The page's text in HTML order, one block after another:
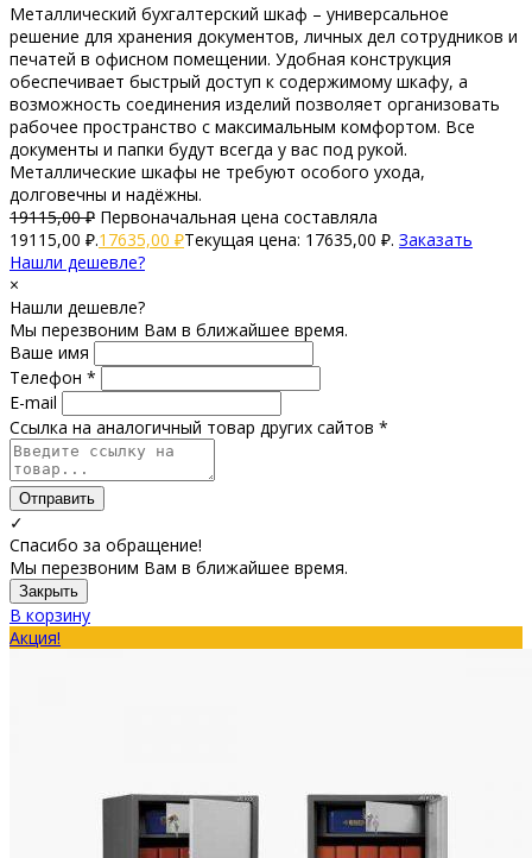
Металлический бухгалтерский шкаф – универсальное
решение для хранения документов, личных дел сотрудников и
печатей в офисном помещении. Удобная конструкция
обеспечивает быстрый доступ к содержимому шкафу, а
возможность соединения изделий позволяет организовать
рабочее пространство с максимальным комфортом. Все
документы и папки будут всегда у вас под рукой.
Металлические шкафы не требуют особого ухода,
долговечны и надёжны.
19115,00₽ Первоначальная цена составляла
19115,00 ₽.17635,00 ₽Текущая цена: 17635,00 ₽. Заказать
Нашли дешевле?
×
Нашли дешевле?
Мы перезвоним Вам в ближайшее время.
Ваше имя
Телефон *
E-mail
Ссылка на аналогичный товар других сайтов *
Отправить
✓
Спасибо за обращение!
Мы перезвоним Вам в ближайшее время.
Закрыть
В корзину
Акция!